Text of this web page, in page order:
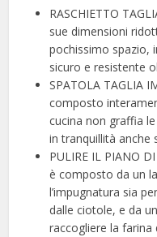
RASCHIETTO
sue dimensioni
pochissimo spazio,
sicuro e resistente
SPATOLA TAGLIA
composto
cucina non graffia
in tranquillità anche
PULIRE IL PIANO
è composto da un
l’impugnatura sia
dalle ciotole, e da
raccogliere la farina